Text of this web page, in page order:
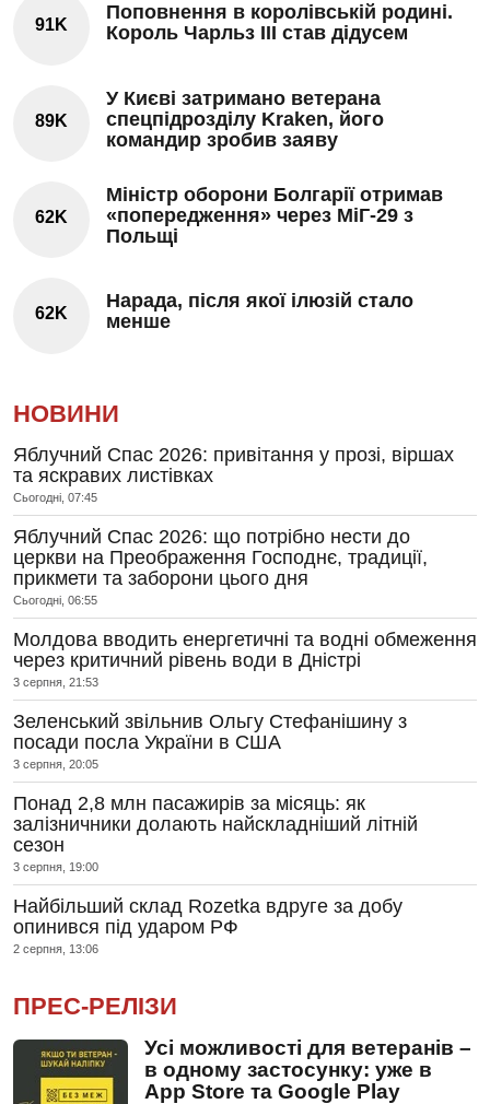
91K
Поповнення в королівській родині.
Король Чарльз III став дідусем
89K
У Києві затримано ветерана
спецпідрозділу Kraken, його
командир зробив заяву
62K
Міністр оборони Болгарії отримав
«попередження» через МіГ-29 з
Польщі
62K
Нарада, після якої ілюзій стало
менше
НОВИНИ
Яблучний Спас 2026: привітання у прозі, віршах
та яскравих листівках
Сьогодні, 07:45
Яблучний Спас 2026: що потрібно нести до
церкви на Преображення Господнє, традиції,
прикмети та заборони цього дня
Сьогодні, 06:55
Молдова вводить енергетичні та водні обмеження
через критичний рівень води в Дністрі
3 серпня, 21:53
Зеленський звільнив Ольгу Стефанішину з
посади посла України в США
3 серпня, 20:05
Понад 2,8 млн пасажирів за місяць: як
залізничники долають найскладніший літній
сезон
3 серпня, 19:00
Найбільший склад Rozetka вдруге за добу
опинився під ударом РФ
2 серпня, 13:06
ПРЕС-РЕЛІЗИ
Усі можливості для ветеранів –
в одному застосунку: уже в
App Store та Google Play